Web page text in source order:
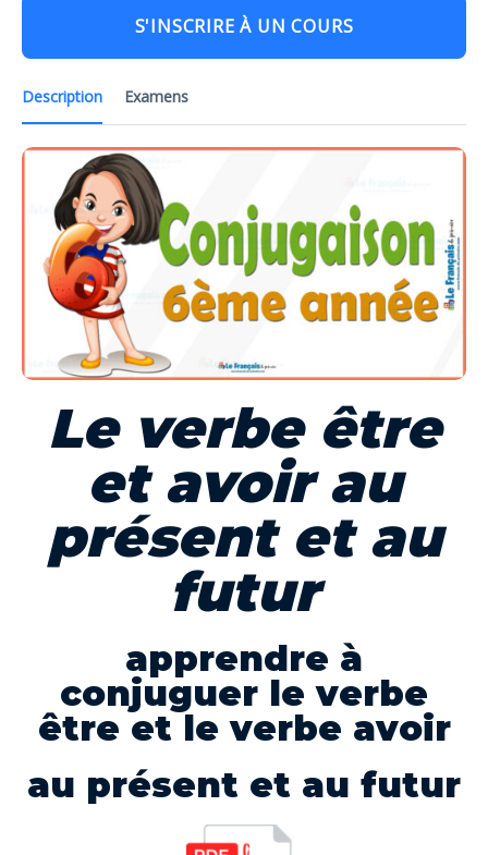
Description Examens
Le verbe être
et avoir au
présent et au
futur
apprendre à
conjuguer le verbe
être et le verbe avoir
au présent et au futur
S'INSCRIRE À UN COURS